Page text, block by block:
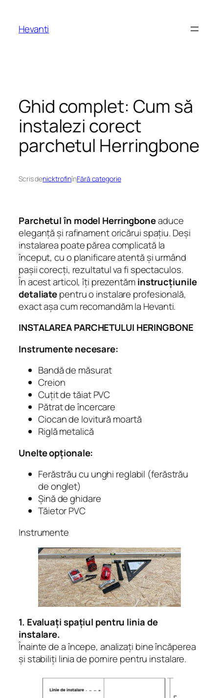
conținut
Hevanti
Ghid complet: Cum să
instalezi corect
parchetul Herringbone
Scris denicktrofinînFără categorie
Parchetul în model Herringboneaduce
eleganță și rafinament oricărui spațiu. Deși
instalarea poate părea complicată la
început, cu o planificare atentă și urmând
pașii corecți, rezultatul va fi spectaculos.
În acest articol, îți prezentăminstrucțiunile
detaliatepentru o instalare profesională,
exact așa cum recomandăm la Hevanti.
INSTALAREA PARCHETULUI HERINGBONE
Instrumente necesare:
Bandă de măsurat
Creion
Cuțit de tăiat PVC
Pătrat de încercare
Ciocan de lovitură moartă
Riglă metalică
Unelte opționale:
Ferăstrău cu unghi reglabil (ferăstrău
de onglet)
Șină de ghidare
Tăietor PVC
Instrumente
1. Evaluați spațiul pentru linia de
instalare.
Înainte de a începe, analizați bine încăperea
și stabiliți linia de pornire pentru instalare.